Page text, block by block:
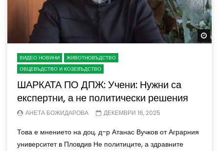
ВИДЕО НОВИНИ
ЖИВОТНОВЪДСТВО
ОВЦЕВЪДСТВО И КОЗЕВЪДСТВО
ШАРКАТА ПО ДПЖ: Учени: Нужни са
експертни, а не политически решения
АНЕТА БОЖИДАРОВА ДЕКЕМВРИ 16, 2025
Това е мнението на доц. д-р Атанас Вучков от Аграрния
университет в Пловдив Не политиците, а здравните